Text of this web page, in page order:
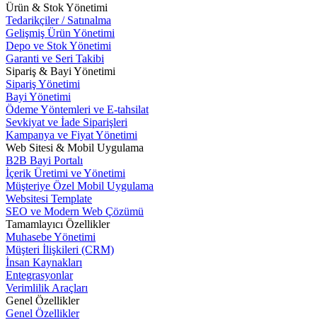
Ürün & Stok Yönetimi
Tedarikçiler / Satınalma
Gelişmiş Ürün Yönetimi
Depo ve Stok Yönetimi
Garanti ve Seri Takibi
Sipariş & Bayi Yönetimi
Sipariş Yönetimi
Bayi Yönetimi
Ödeme Yöntemleri ve E-tahsilat
Sevkiyat ve İade Siparişleri
Kampanya ve Fiyat Yönetimi
Web Sitesi & Mobil Uygulama
B2B Bayi Portalı
İçerik Üretimi ve Yönetimi
Müşteriye Özel Mobil Uygulama
Websitesi Template
SEO ve Modern Web Çözümü
Tamamlayıcı Özellikler
Muhasebe Yönetimi
Müşteri İlişkileri (CRM)
İnsan Kaynakları
Entegrasyonlar
Verimlilik Araçları
Genel Özellikler
Genel Özellikler